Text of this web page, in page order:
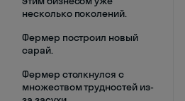
несколько поколений.
Фермер построил новый
сарай.
Фермер столкнулся с
множеством трудностей из-